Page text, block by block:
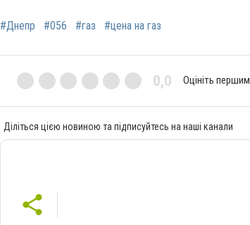
#Днепр #056 #газ #цена на газ
0,0 Оцініть першим
Діліться цією новиною та підписуйтесь на наші канали